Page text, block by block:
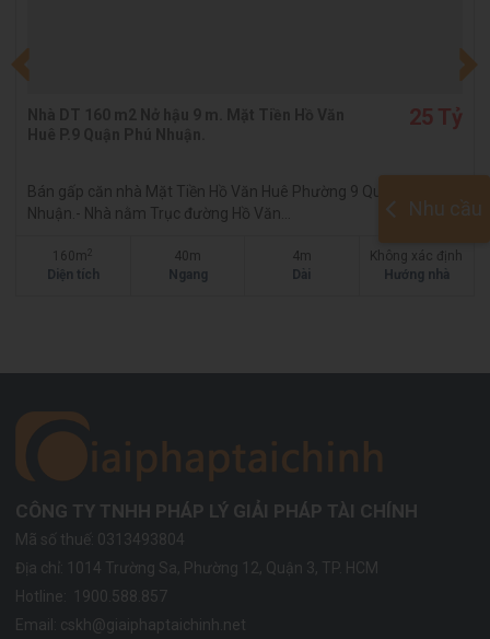
25 Tỷ
Bán gấp căn nhà Mặt Tiền Hồ Văn Huê Phường 9 Quận Phú
Nhuận.- Nhà nằm Trục đường Hồ Văn...
160m
Diện tích
40m
Ngang
4m
Dài
Không xác định
Hướng nhà
CÔNG TY TNHH PHÁP LÝ GIẢI PHÁP TÀI CHÍNH
Mã số thuế: 0313493804
Địa chỉ:
1014 Trường Sa, Phường 12, Quận 3, TP. HCM
Hotline:
1900.588.857
Email: cskh@giaiphaptaichinh.net
Nhu cầu